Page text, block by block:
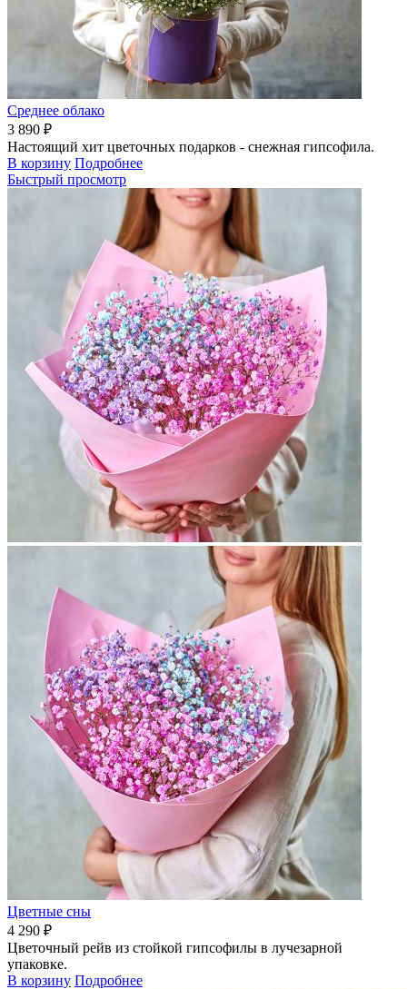
Среднее облако
3 890 ₽
Настоящий хит цветочных подарков - снежная гипсофила.
В корзину Подробнее
Быстрый просмотр
Цветные сны
4 290 ₽
Цветочный рейв из стойкой гипсофилы в лучезарной
упаковке.
В корзину Подробнее